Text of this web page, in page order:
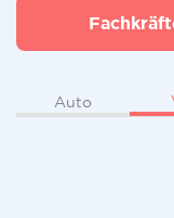
Auto